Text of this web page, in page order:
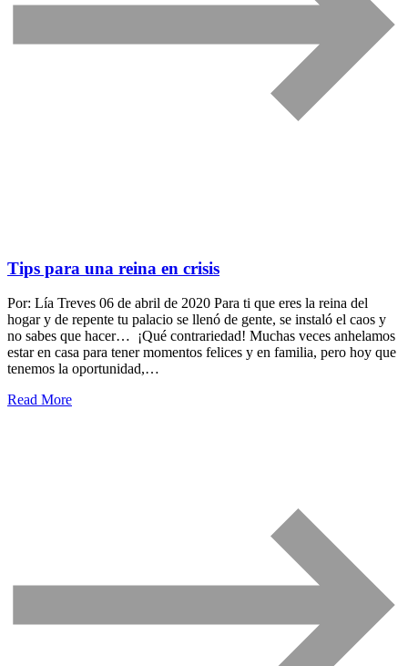
Tips para una reina en crisis
Por: Lía Treves 06 de abril de 2020 Para ti que eres la reina del
hogar y de repente tu palacio se llenó de gente, se instaló el caos y
no sabes que hacer… ¡Qué contrariedad! Muchas veces anhelamos
estar en casa para tener momentos felices y en familia, pero hoy que
tenemos la oportunidad,…
Read More